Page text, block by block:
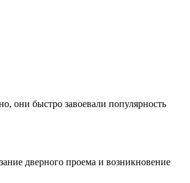
они быстро завоевали популярность
дверного проема и возникновение